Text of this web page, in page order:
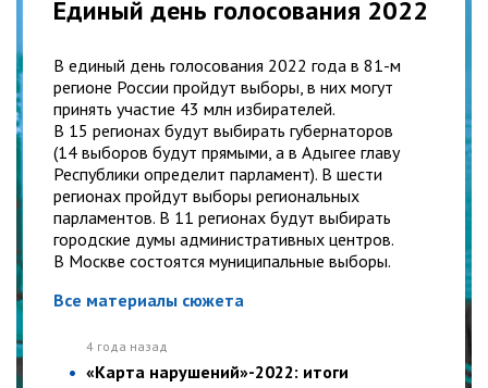
Единый день голосования 2022
В единый день голосования 2022 года в 81-м
регионе России пройдут выборы, в них могут
принять участие 43 млн избирателей.
В 15 регионах будут выбирать губернаторов
(14 выборов будут прямыми, а в Адыгее главу
Республики определит парламент). В шести
регионах пройдут выборы региональных
парламентов. В 11 регионах будут выбирать
городские думы административных центров.
В Москве состоятся муниципальные выборы.
Все материалы сюжета
4 года назад
«Карта нарушений»-2022: итоги